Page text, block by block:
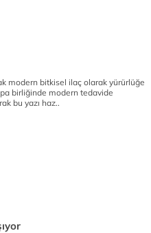
modern bitkisel ilaç olarak yürürlüğe
birliğinde modern tedavide
bu yazı haz..